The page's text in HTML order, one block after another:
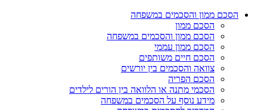
הסכם ממון והסכמים במשפחה
הסכם ממון
הסכם ממון והסכמים במשפחה
הסכם ממון עממי
הסכם חיים משותפים
צוואה והסכמים בין יורשים
הסכם הפריה
הסכמי מתנה או הלוואה בין הורים לילדים
מידע נוסף על הסכמים במשפחה